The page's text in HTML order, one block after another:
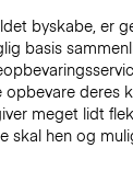
byskabe, er
basis
opbevare deres
meget lidt
skal hen og